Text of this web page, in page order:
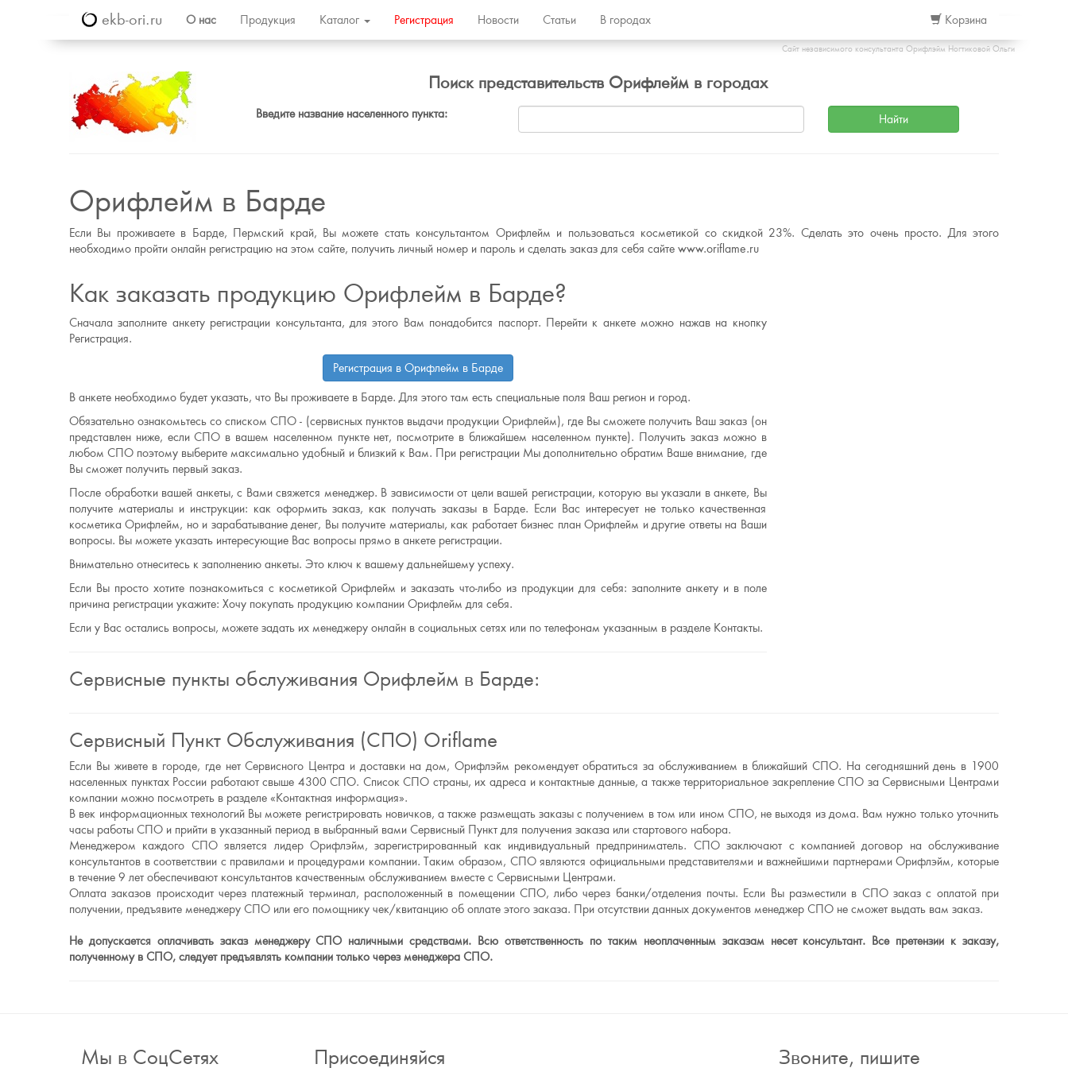
ekb-ori.ru О нас Продукция Каталог Регистрация Новости Статьи В городах Корзина
Сайт независимого консультанта Орифлэйм Ногтиковой Ольги
Поиск представительств Орифлейм в городах
Введите название населенного пункта:
Орифлейм в Барде
Если Вы проживаете в Барде, Пермский край, Вы можете стать консультантом Орифлейм и пользоваться косметикой со скидкой 23%. Сделать это очень просто. Для этого
необходимо пройти онлайн регистрацию на этом сайте, получить личный номер и пароль и сделать заказ для себя сайте www.oriflame.ru
Как заказать продукцию Орифлейм в Барде?
Сначала заполните анкету регистрации консультанта, для этого Вам понадобится паспорт. Перейти к анкете можно нажав на кнопку
Регистрация.
Регистрация в Орифлейм в Барде
В анкете необходимо будет указать, что Вы проживаете в Барде. Для этого там есть специальные поля Ваш регион и город.
Обязательно ознакомьтесь со списком СПО - (сервисных пунктов выдачи продукции Орифлейм), где Вы сможете получить Ваш заказ (он
представлен ниже, если СПО в вашем населенном пункте нет, посмотрите в ближайшем населенном пункте). Получить заказ можно в
любом СПО поэтому выберите максимально удобный и близкий к Вам. При регистрации Мы дополнительно обратим Ваше внимание, где
Вы сможет получить первый заказ.
После обработки вашей анкеты, с Вами свяжется менеджер. В зависимости от цели вашей регистрации, которую вы указали в анкете, Вы
получите материалы и инструкции: как оформить заказ, как получать заказы в Барде. Если Вас интересует не только качественная
косметика Орифлейм, но и зарабатывание денег, Вы получите материалы, как работает бизнес план Орифлейм и другие ответы на Ваши
вопросы. Вы можете указать интересующие Вас вопросы прямо в анкете регистрации.
Внимательно отнеситесь к заполнению анкеты. Это ключ к вашему дальнейшему успеху.
Если Вы просто хотите познакомиться с косметикой Орифлейм и заказать что-либо из продукции для себя: заполните анкету и в поле
причина регистрации укажите: Хочу покупать продукцию компании Орифлейм для себя.
Если у Вас остались вопросы, можете задать их менеджеру онлайн в социальных сетях или по телефонам указанным в разделе Контакты.
Сервисные пункты обслуживания Орифлейм в Барде:
Сервисный Пункт Обслуживания (СПО) Oriflame
Если Вы живете в городе, где нет Сервисного Центра и доставки на дом, Орифлэйм рекомендует обратиться за обслуживанием в ближайший СПО. На сегодняшний день в 1900
населенных пунктах России работают свыше 4300 СПО. Список СПО страны, их адреса и контактные данные, а также территориальное закрепление СПО за Сервисными Центрами
компании можно посмотреть в разделе «Контактная информация».
В век информационных технологий Вы можете регистрировать новичков, а также размещать заказы с получением в том или ином СПО, не выходя из дома. Вам нужно только уточнить
часы работы СПО и прийти в указанный период в выбранный вами Сервисный Пункт для получения заказа или стартового набора.
Менеджером каждого СПО является лидер Орифлэйм, зарегистрированный как индивидуальный предприниматель. СПО заключают с компанией договор на обслуживание
консультантов в соответствии с правилами и процедурами компании. Таким образом, СПО являются официальными представителями и важнейшими партнерами Орифлэйм, которые
в течение 9 лет обеспечивают консультантов качественным обслуживанием вместе с Сервисными Центрами.
Оплата заказов происходит через платежный терминал, расположенный в помещении СПО, либо через банки/отделения почты. Если Вы разместили в СПО заказ с оплатой при
получении, предъявите менеджеру СПО или его помощнику чек/квитанцию об оплате этого заказа. При отсутствии данных документов менеджер СПО не сможет выдать вам заказ.
Не допускается оплачивать заказ менеджеру СПО наличными средствами. Всю ответственность по таким неоплаченным заказам несет консультант. Все претензии к заказу,
полученному в СПО, следует предъявлять компании только через менеджера СПО.
Мы в СоцСетях Присоединяйся Звоните, пишите